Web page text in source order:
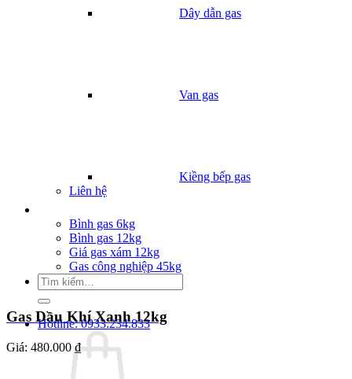
Dây dẫn gas
Van gas
Kiềng bếp gas
Liên hệ
Bình gas 6kg
Bình gas 12kg
Giá gas xám 12kg
Gas công nghiệp 45kg
Tìm
kiếm:
Hotline: 0933.234.833
Gas Dầu Khí Xanh 12kg
Giá: 480.000 ₫